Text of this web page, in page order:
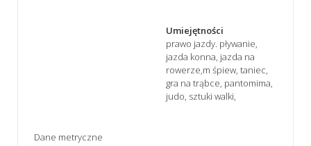
Umiejętności
prawo jazdy. pływanie,
jazda konna, jazda na
rowerze,m śpiew, taniec,
gra na trąbce, pantomima,
judo, sztuki walki,
Dane metryczne